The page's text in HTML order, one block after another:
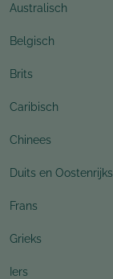
Australisch
Belgisch
Brits
Caribisch
Chinees
Duits en Oostenrijks
Frans
Grieks
Iers